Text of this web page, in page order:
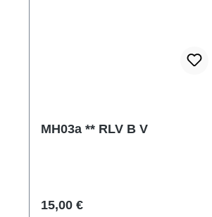
MH03a ** RLV B V
Regulärer Preis:
15,00 €